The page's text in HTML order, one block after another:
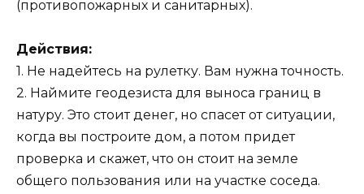
(противопожарных и санитарных).
Действия:
1. Не надейтесь на рулетку. Вам нужна точность.
2. Наймите геодезиста для выноса границ в
натуру. Это стоит денег, но спасет от ситуации,
когда вы построите дом, а потом придет
проверка и скажет, что он стоит на земле
общего пользования или на участке соседа.